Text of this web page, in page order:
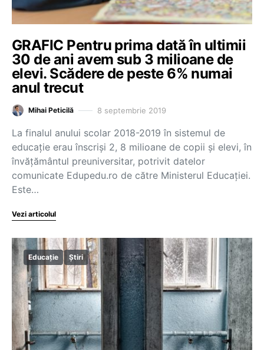
GRAFIC Pentru prima dată în ultimii
30 de ani avem sub 3 milioane de
elevi. Scădere de peste 6% numai
anul trecut
Mihai Peticilă 8 septembrie 2019
La finalul anului scolar 2018-2019 în sistemul de
educaţie erau înscrişi 2, 8 milioane de copii şi elevi, în
învăţământul preuniversitar, potrivit datelor
comunicate Edupedu.ro de către Ministerul Educaţiei.
Este…
Vezi articolul
Educație Știri